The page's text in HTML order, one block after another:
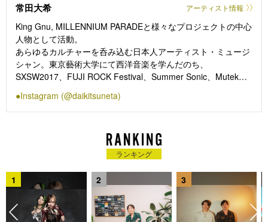
改名と共に海外名門レーベルとの契約も果たし、時代を担うア
ーティストとして大きな注目が集まっている。
常田大希 アーティスト情報
King Gnu, MILLENNIUM PARADEと様々なプロジェクトの中心
人物として活動。
あらゆるカルチャーを呑み込む日本人アーティスト・ミュージ
シャン。東京藝術大学にて西洋音楽を学んだのち、
SXSW2017、FUJI ROCK Festival、Summer Sonic、Mutekな
プロデューサーとしても映画、ドラマ、CMの音楽監督や主題
歌を手がけ、Adidas、DIOR、New Balance×Chari Co、
ム、NY Collectionで行われたN.Hollywoodのファッションショ
ーでの楽曲提供をし会場でチェロを披露。
任するなどファッションカルチャーとの結びつきも強く、活動
は多岐に渡る。
Instagram (@daikitsuneta)
ランキング
1 2 3